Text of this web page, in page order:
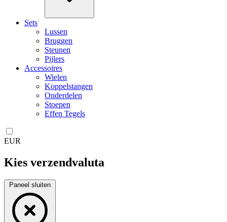
Sets
Lussen
Bruggen
Steunen
Pijlers
Accessoires
Wielen
Koppelstangen
Onderdelen
Stoepen
Effen Tegels
EUR
Kies verzendvaluta
Paneel sluiten